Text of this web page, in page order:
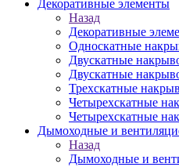
Декоративные элементы
Назад
Декоративные
Односкатные
Двускатные
Двускатные
Трехскатные
Четырехскатные
Четырехскатные
Дымоходные и
Назад
Дымоходные и